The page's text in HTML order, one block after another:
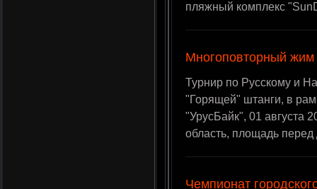
пляжный комплекс
Многоповторный
Турнир по Русскому и
"Горящей" штанги, в
"УрусБайк", 01 августа
область, площадь
Чемпионат